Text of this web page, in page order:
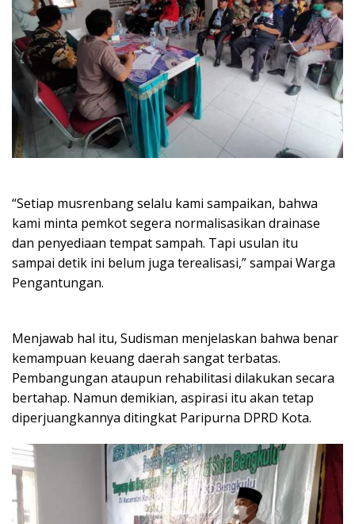
“Setiap musrenbang selalu kami sampaikan, bahwa
kami minta pemkot segera normalisasikan drainase
dan penyediaan tempat sampah. Tapi usulan itu
sampai detik ini belum juga terealisasi,” sampai Warga
Pengantungan.
Menjawab hal itu, Sudisman menjelaskan bahwa benar
kemampuan keuang daerah sangat terbatas.
Pembangungan ataupun rehabilitasi dilakukan secara
bertahap. Namun demikian, aspirasi itu akan tetap
diperjuangkannya ditingkat Paripurna DPRD Kota.